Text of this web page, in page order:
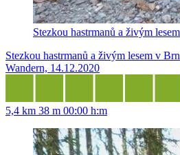
Stezkou hastrmanů a živým
Stezkou hastrmanů a živým lesem v
Wandern, 14.12.2020
5,4 km 38 m 00:00 h:m